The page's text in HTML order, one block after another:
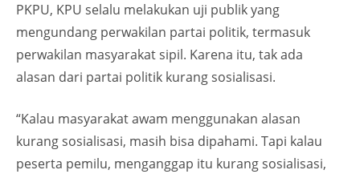
PKPU, KPU selalu melakukan uji publik yang
mengundang perwakilan partai politik, termasuk
perwakilan masyarakat sipil. Karena itu, tak ada
alasan dari partai politik kurang sosialisasi.
“Kalau masyarakat awam menggunakan alasan
kurang sosialisasi, masih bisa dipahami. Tapi kalau
peserta pemilu, menganggap itu kurang sosialisasi,